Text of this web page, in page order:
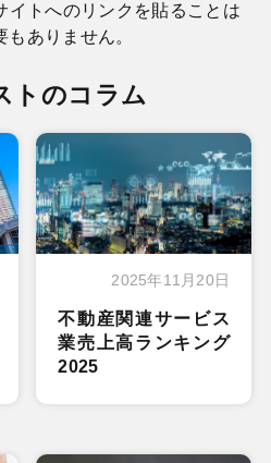
イトへのリンクを貼ることは
ありません。
トのコラム
2025年11月20日
不動産関連サービス
業売上高ランキング
2025